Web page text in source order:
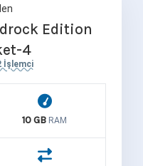
Edition
4
İşlemci
10 GB RAM